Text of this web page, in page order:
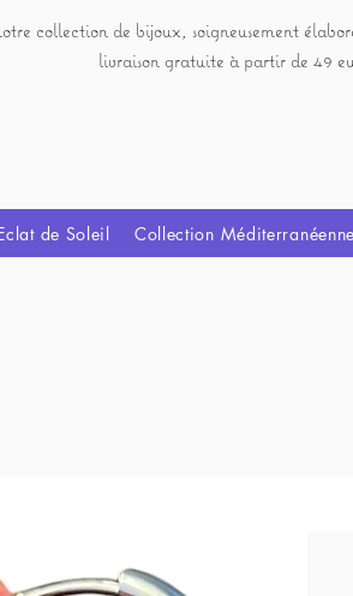
collection de bijoux, soigneusement
livraison gratuite à partir de 49
de Soleil Collection Méditerranéenne